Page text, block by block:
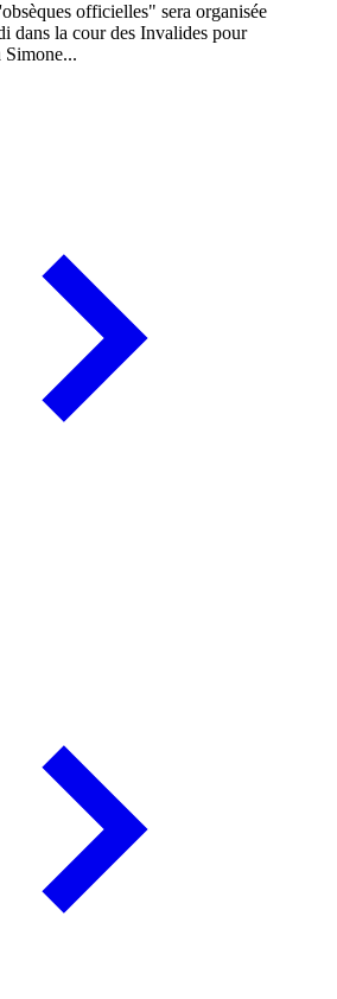
officielles" sera organisée
dans la cour des Invalides pour
Simone...